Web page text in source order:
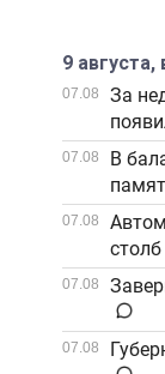
9
07.08
За
07.08
В
07.08
столб
07.08
07.08